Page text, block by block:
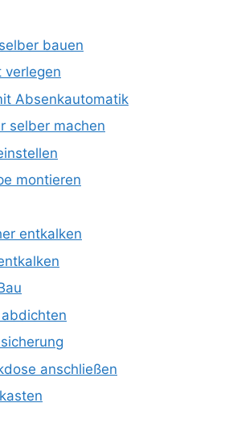
bauen
verlegen
Absenkautomatik
selber machen
montieren
entkalken
anschließen